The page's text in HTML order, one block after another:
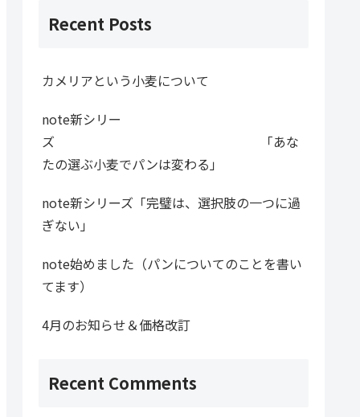
Recent Posts
カメリアという小麦について
note新シリー
ズ 「あな
たの選ぶ小麦でパンは変わる」
note新シリーズ「完璧は、選択肢の一つに過
ぎない」
note始めました（パンについてのことを書い
てます）
4月のお知らせ＆価格改訂
Recent Comments